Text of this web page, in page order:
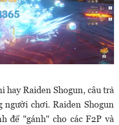
hay Raiden Shogun, câu trả
chơi. Raiden Shogun
để "gánh" cho các F2P và